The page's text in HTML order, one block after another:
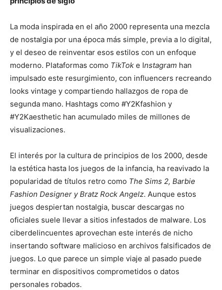
La moda inspirada en el año 2000 representa una mezcla
de nostalgia por una época más simple, previa a lo digital,
y el deseo de reinventar esos estilos con un enfoque
moderno. Plataformas como TikTok e Instagram han
impulsado este resurgimiento, con influencers recreando
looks vintage y compartiendo hallazgos de ropa de
segunda mano. Hashtags como #Y2Kfashion y
#Y2Kaesthetic han acumulado miles de millones de
visualizaciones.
El interés por la cultura de principios de los 2000, desde
la estética hasta los juegos de la infancia, ha reavivado la
popularidad de títulos retro como The Sims 2, Barbie
Fashion Designer y Bratz Rock Angelz. Aunque estos
juegos despiertan nostalgia, buscar descargas no
oficiales suele llevar a sitios infestados de malware. Los
ciberdelincuentes aprovechan este interés de nicho
insertando software malicioso en archivos falsificados de
juegos. Lo que parece un simple viaje al pasado puede
terminar en dispositivos comprometidos o datos
personales robados.